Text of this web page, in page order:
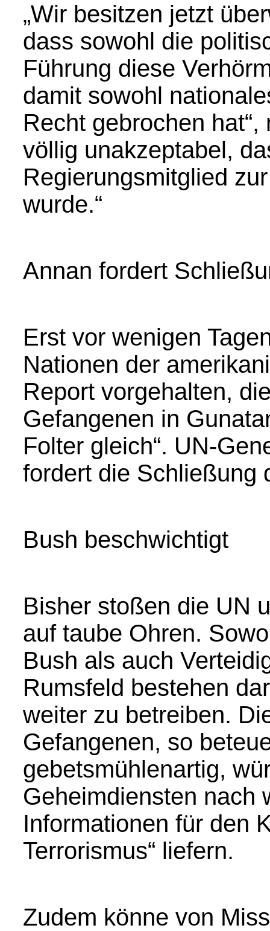
„Wir besitzen jetzt
dass sowohl die
Führung diese
damit sowohl
Recht gebrochen
völlig unakzeptabel,
Regierungsmitglied
wurde.“
Annan fordert
Erst vor wenigen
Nationen der
Report vorgehalten,
Gefangenen in
Folter gleich“. UN-
fordert die Schließung
Bush beschwichtigt
Bisher stoßen die UN
auf taube Ohren.
Bush als auch
Rumsfeld bestehen
weiter zu betreiben.
Gefangenen, so
gebetsmühlenartig,
Geheimdiensten nach
Informationen für den
Terrorismus“ liefern.
Zudem könne von